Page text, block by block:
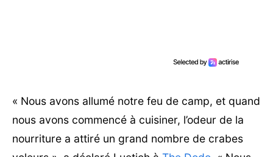
« Nous avons allumé notre feu de camp, et quand
nous avons commencé à cuisiner, l’odeur de la
nourriture a attiré un grand nombre de crabes